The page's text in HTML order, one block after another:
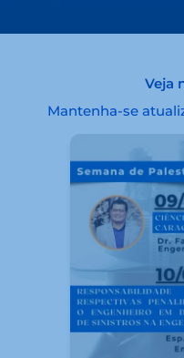
Mantenha-se